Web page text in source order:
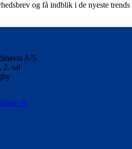
og få indblik i de nyeste
A/S
2. sal